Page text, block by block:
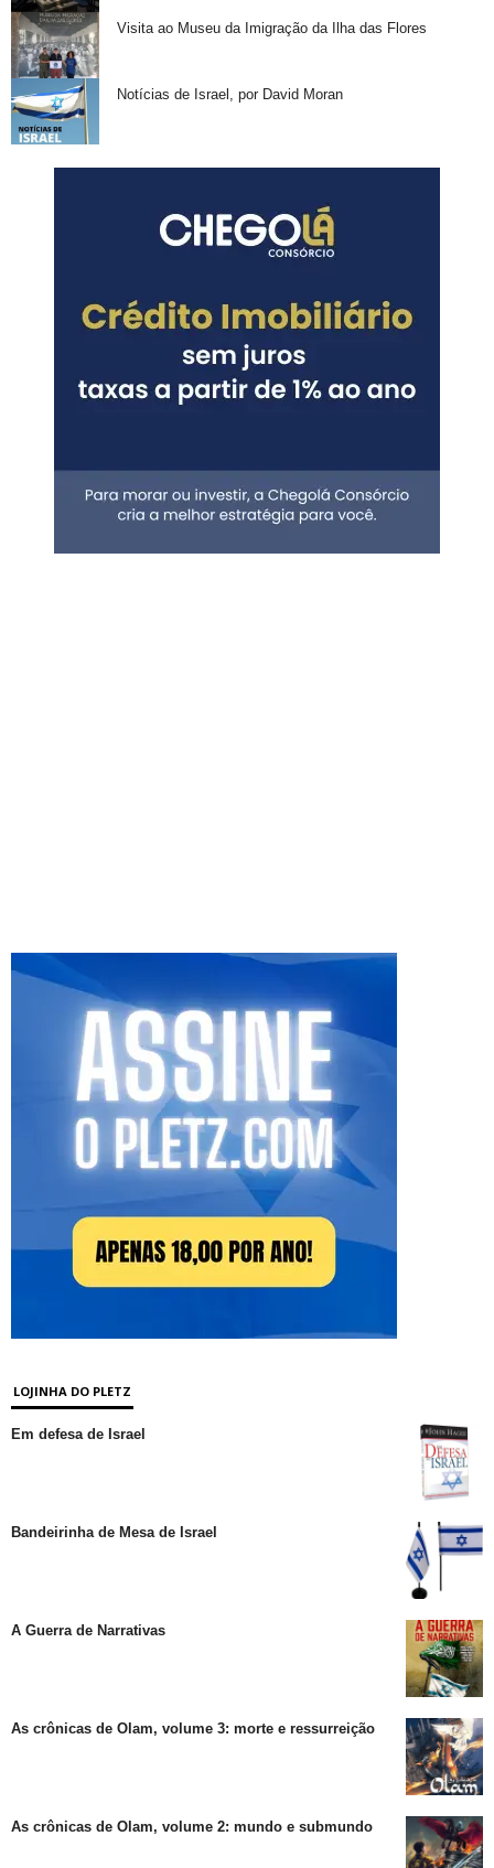
Visita ao Museu da Imigração da Ilha das Flores
Notícias de Israel, por David Moran
LOJINHA DO PLETZ
Em defesa de Israel
Bandeirinha de Mesa de Israel
A Guerra de Narrativas
As crônicas de Olam, volume 3: morte e ressurreição
As crônicas de Olam, volume 2: mundo e submundo